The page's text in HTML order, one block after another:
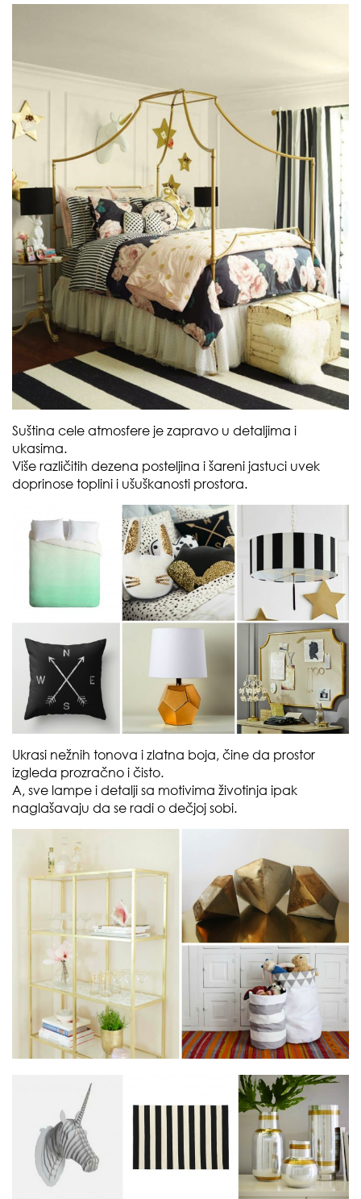
Suština cele atmosfere je zapravo u detaljima i
ukasima.
Više različitih dezena posteljina i šareni jastuci uvek
doprinose toplini i ušuškanosti prostora.
Ukrasi nežnih tonova i zlatna boja, čine da prostor
izgleda prozračno i čisto.
A, sve lampe i detalji sa motivima životinja ipak
naglašavaju da se radi o dečjoj sobi.